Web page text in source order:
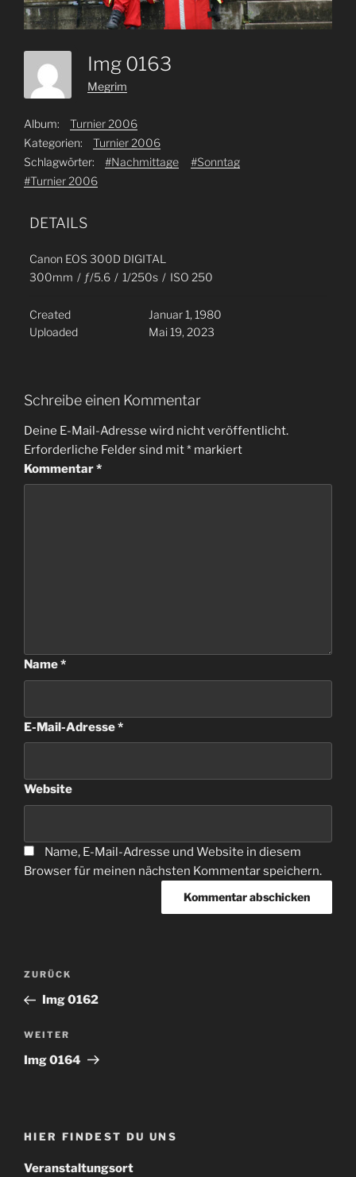
Img 0163
Megrim
Album:
Turnier 2006
Kategorien:
Turnier 2006
Schlagwörter:
#Nachmittage
#Sonntag
#Turnier 2006
DETAILS
Canon EOS 300D DIGITAL
300mm / ƒ/5.6 / 1/250s / ISO 250
Created
Januar 1, 1980
Uploaded
Mai 19, 2023
Schreibe einen Kommentar
Deine E-Mail-Adresse wird nicht veröffentlicht.
Erforderliche Felder sind mit* markiert
Kommentar*
Name*
E-Mail-Adresse*
Website
Name, E-Mail-Adresse und Website in diesem
Browser für meinen nächsten Kommentar speichern.
Beitragsnavigation
Vorheriger
Beitrag
ZURÜCK
Img 0162
Nächster
Beitrag
WEITER
Img 0164
HIER FINDEST DU UNS
Veranstaltungsort